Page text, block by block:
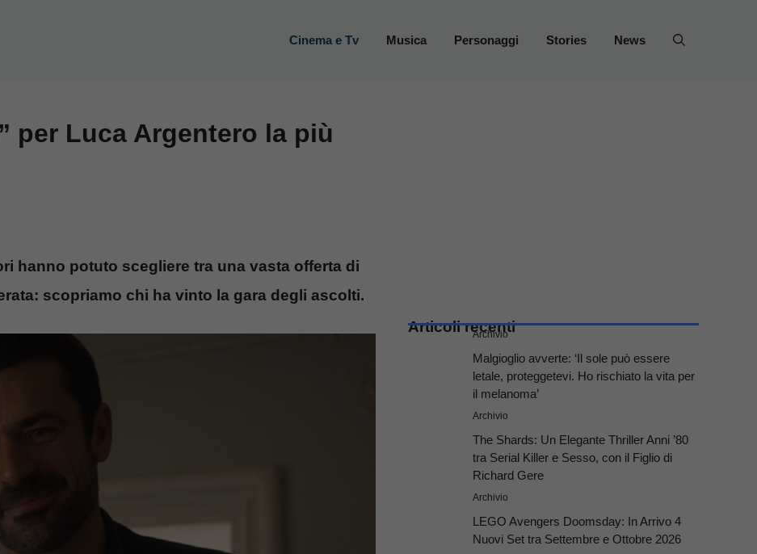
Cinema e Tv Musica Personaggi Stories News
per Luca Argentero la più
hanno potuto scegliere tra una vasta offerta di
scopriamo chi ha vinto la gara degli ascolti.
Articoli recenti
Archivio
Malgioglio avverte: ‘Il sole può essere
letale, proteggetevi. Ho rischiato la vita per
il melanoma’
Archivio
The Shards: Un Elegante Thriller Anni ’80
tra Serial Killer e Sesso, con il Figlio di
Richard Gere
Archivio
LEGO Avengers Doomsday: In Arrivo 4
Nuovi Set tra Settembre e Ottobre 2026